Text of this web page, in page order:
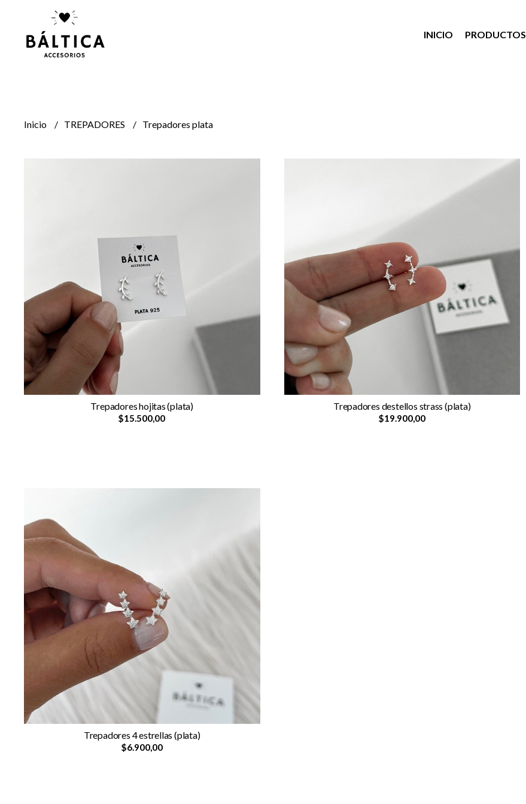
INICIO PRODUCTOS
Inicio TREPADORES Trepadores plata
Trepadores hojitas (plata)
$15.500,00
Trepadores destellos strass (plata)
$19.900,00
Trepadores 4 estrellas (plata)
$6.900,00